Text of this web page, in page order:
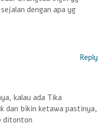
dengan apa yg
Reply
kalau ada Tika
dan bikin ketawa pastinya,
ditonton